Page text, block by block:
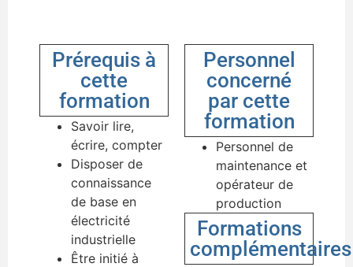
Prérequis à
cette
formation
Savoir lire,
écrire, compter
Disposer de
connaissance
de base en
électricité
industrielle
Être initié à
Personnel
concerné
par cette
formation
Personnel de
maintenance et
opérateur de
production
Formations
complémentaires